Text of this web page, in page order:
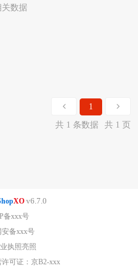
数据
1
共 1 条数据
共 1 页
XO v6.7.0
备xxx号
备xxx号
执照亮照
可证：京B2-xxx